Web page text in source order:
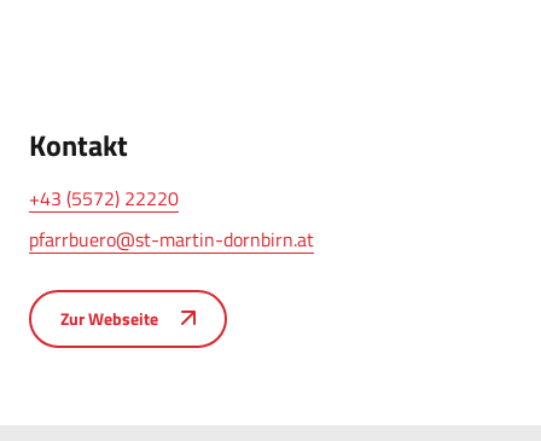
Kontakt
+43 (5572) 22220
pfarrbuero@st-martin-dornbirn.at
Zur Webseite